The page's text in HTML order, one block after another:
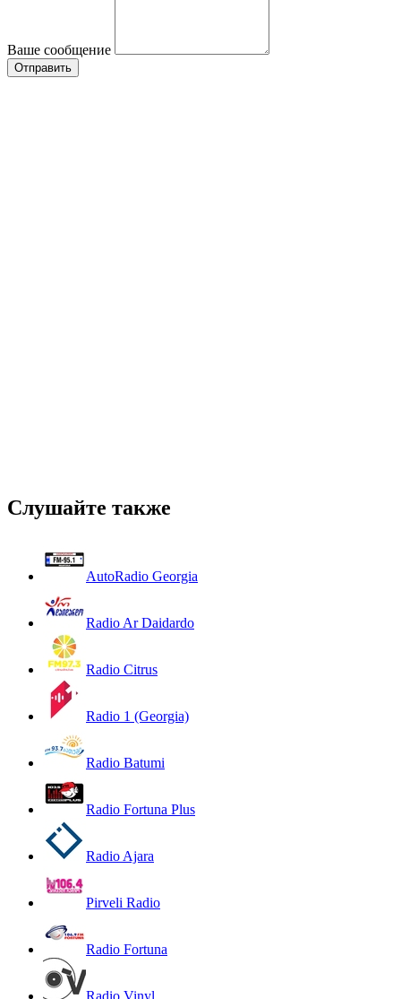
Ваше сообщение
Слушайте также
AutoRadio Georgia
Radio Ar Daidardo
Radio Citrus
Radio 1 (Georgia)
Radio Batumi
Radio Fortuna Plus
Radio Ajara
Pirveli Radio
Radio Fortuna